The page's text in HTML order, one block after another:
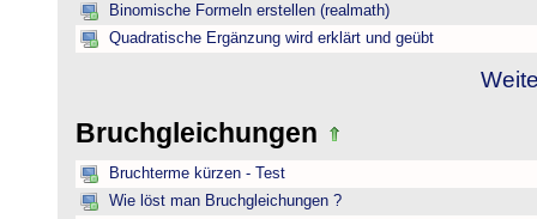
Binomische Formeln erstellen (realmath)
Quadratische Ergänzung wird erklärt und geübt
Bruchgleichungen
Bruchterme kürzen - Test
Wie löst man Bruchgleichungen ?